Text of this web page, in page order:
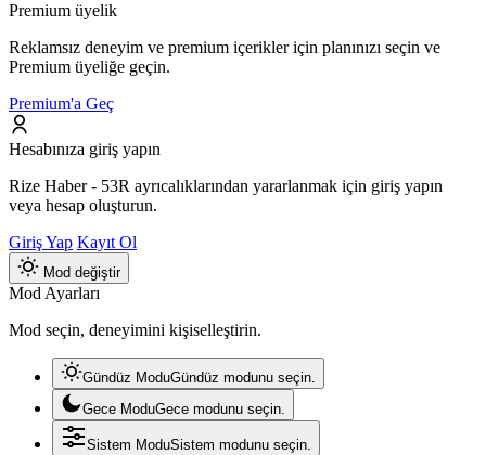
Premium üyelik
Reklamsız deneyim ve premium içerikler için planınızı seçin ve
Premium üyeliğe geçin.
Premium'a Geç
Hesabınıza giriş yapın
Rize Haber - 53R ayrıcalıklarından yararlanmak için giriş yapın
veya hesap oluşturun.
Giriş Yap Kayıt Ol
Mod değiştir
Mod Ayarları
Mod seçin, deneyimini kişiselleştirin.
Gündüz ModuGündüz modunu seçin.
Gece ModuGece modunu seçin.
Sistem ModuSistem modunu seçin.